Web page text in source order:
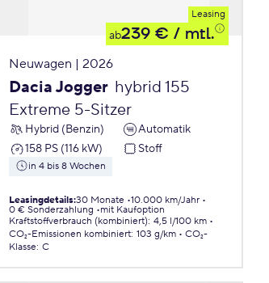
Leasing
ab239 € / mtl.
Neuwagen | 2026
Dacia Jogger hybrid 155
Extreme 5-Sitzer
Hybrid (Benzin)
Automatik
158 PS (116 kW)
Stoff
in 4 bis 8 Wochen
Leasingdetails:30 Monate 10.000 km/Jahr
0 € Sonderzahlung
mit Kaufoption
Kraftstoffverbrauch (kombiniert): 4,5 l/100 km
CO₂-Emissionen kombiniert: 103 g/km
CO₂-
Klasse: C